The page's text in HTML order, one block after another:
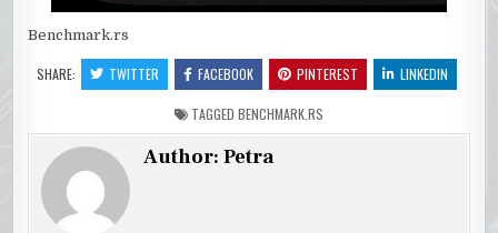
Benchmark.rs
SHARE: TWITTER FACEBOOK PINTEREST LINKEDIN
TAGGED BENCHMARK.RS
Author:Petra